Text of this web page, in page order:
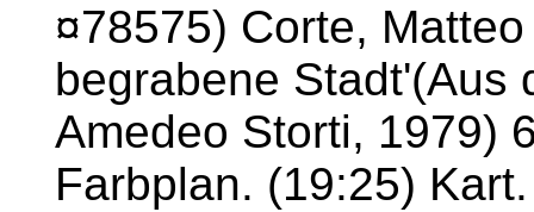
¤78575) Corte,
begrabene Stadt'(Aus
Amedeo Storti, 1979)
Farbplan. (19:25)